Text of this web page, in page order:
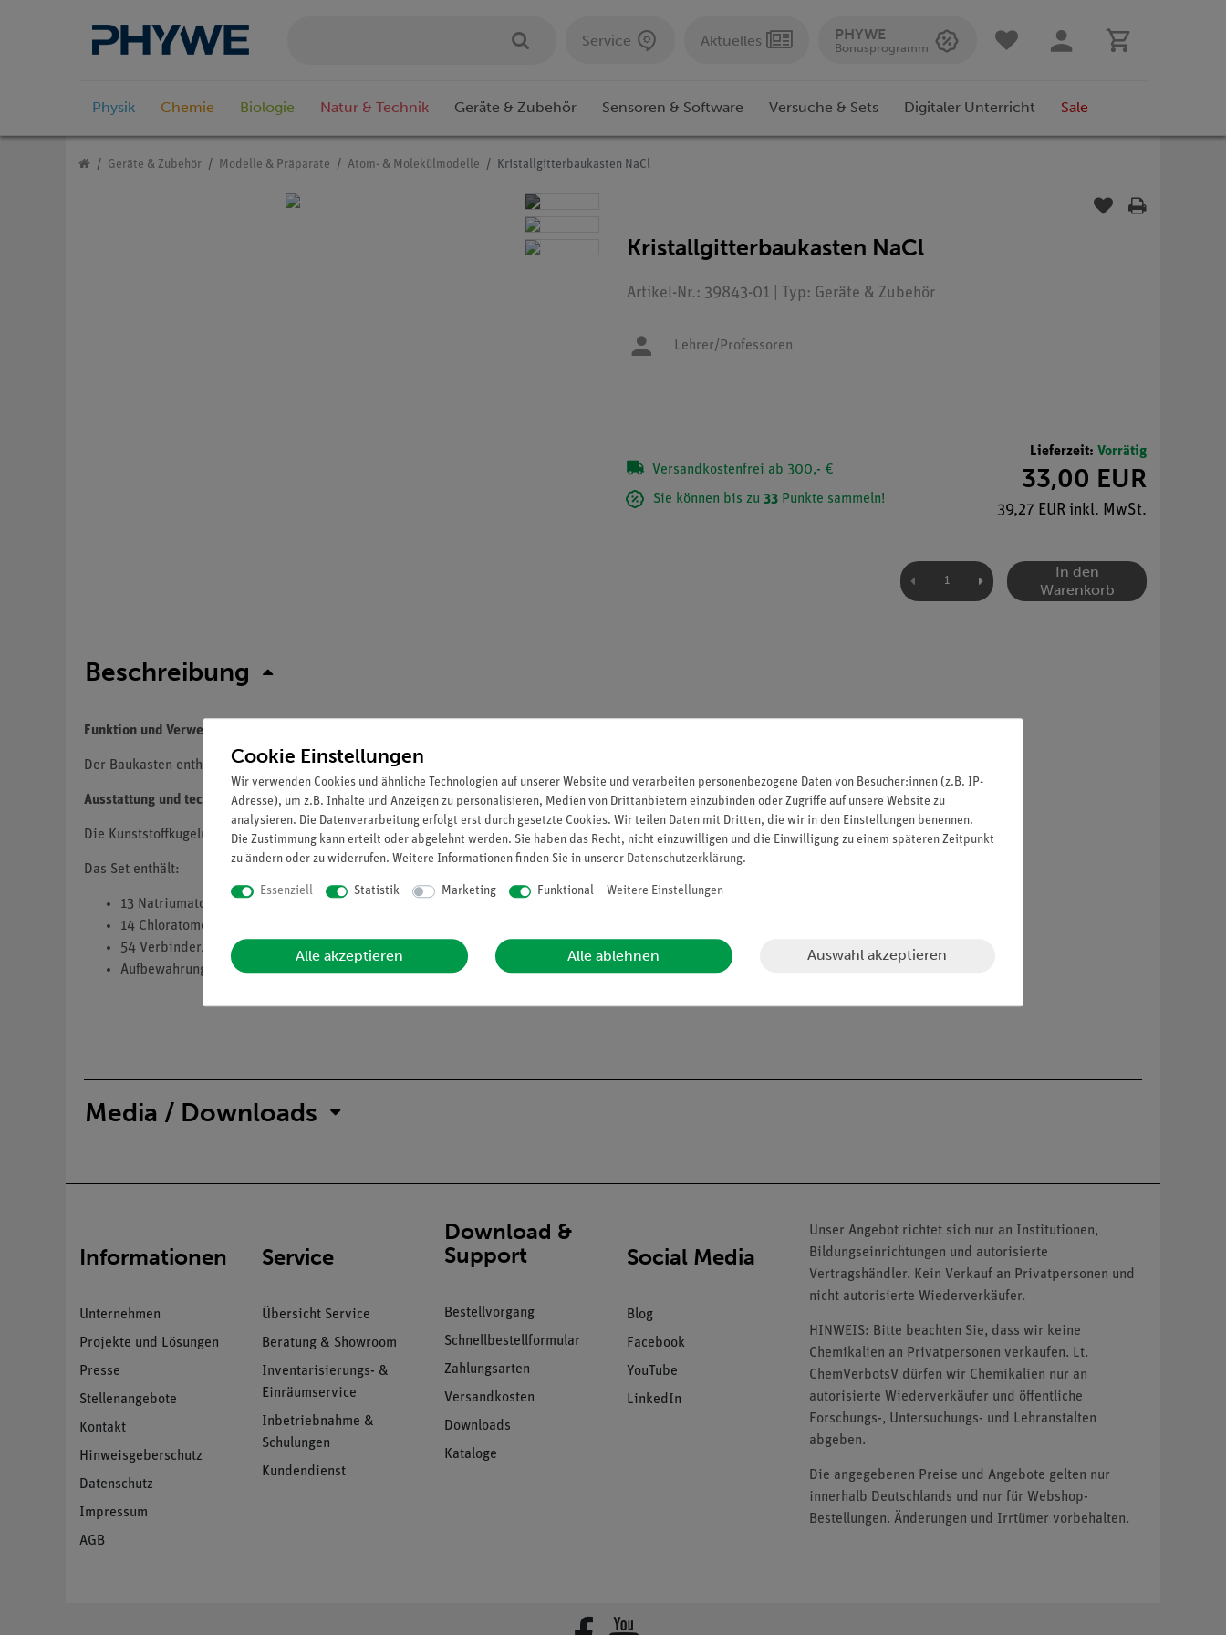
Service Aktuelles PHYWE
Bonusprogramm
Physik Chemie Biologie Natur & Technik Geräte & Zubehör Sensoren & Software Versuche & Sets Digitaler Unterricht Sale
Geräte & Zubehör Modelle & Präparate Atom- & Molekülmodelle Kristallgitterbaukasten NaCl
Kristallgitterbaukasten NaCl
Artikel-Nr.: 39843-01 | Typ: Geräte & Zubehör
Lehrer/Professoren
Versandkostenfrei ab 300,- €
Sie können bis zu 33 Punkte sammeln!
Lieferzeit: Vorrätig
33,00 EUR
39,27 EUR inkl. MwSt.
In den
Warenkorb
Beschreibung
Funktion und Verwendung
Der Baukasten enthält alle notwendigen Teile, um ein Modell eines NaCl-Kristalls aufzubauen.
Ausstattung und technische Daten
Die Kunststoffkugeln besitzen einen Durchmesser von 30 bzw. 23 mm und die Kunststoff-Verbindungsstäbe eine Länge von 19 mm.
Das Set enthält:
13 Natriumatome (grau, 23 mm)
14 Chloratome (grün, 20 mm)
54 Verbinder, mittel
Aufbewahrungsbox
Media / Downloads
Informationen
Unternehmen
Projekte und Lösungen
Presse
Stellenangebote
Kontakt
Hinweisgeberschutz
Datenschutz
Impressum
AGB
Service
Übersicht Service
Beratung & Showroom
Inventarisierungs- &
Einräumservice
Inbetriebnahme &
Schulungen
Kundendienst
Download &
Support
Bestellvorgang
Schnellbestellformular
Zahlungsarten
Versandkosten
Downloads
Kataloge
Social Media
Blog
Facebook
YouTube
LinkedIn
Unser Angebot richtet sich nur an Institutionen,
Bildungseinrichtungen und autorisierte
Vertragshändler. Kein Verkauf an Privatpersonen und
nicht autorisierte Wiederverkäufer.
HINWEIS: Bitte beachten Sie, dass wir keine
Chemikalien an Privatpersonen verkaufen. Lt.
ChemVerbotsV dürfen wir Chemikalien nur an
autorisierte Wiederverkäufer und öffentliche
Forschungs-, Untersuchungs- und Lehranstalten
abgeben.
Die angegebenen Preise und Angebote gelten nur
innerhalb Deutschlands und nur für Webshop-
Bestellungen. Änderungen und Irrtümer vorbehalten.
Cookie Einstellungen
Wir verwenden Cookies und ähnliche Technologien auf unserer Website und verarbeiten personenbezogene Daten von Besucher:innen (z.B. IP-
Adresse), um z.B. Inhalte und Anzeigen zu personalisieren, Medien von Drittanbietern einzubinden oder Zugriffe auf unsere Website zu
analysieren. Die Datenverarbeitung erfolgt erst durch gesetzte Cookies. Wir teilen Daten mit Dritten, die wir in den Einstellungen benennen.
Die Zustimmung kann erteilt oder abgelehnt werden. Sie haben das Recht, nicht einzuwilligen und die Einwilligung zu einem späteren Zeitpunkt
zu ändern oder zu widerrufen. Weitere Informationen finden Sie in unserer Daten­schutz­erklärung.
Essenziell Statistik Marketing Funktional Weitere Einstellungen
Alle akzeptieren Alle ablehnen Auswahl akzeptieren